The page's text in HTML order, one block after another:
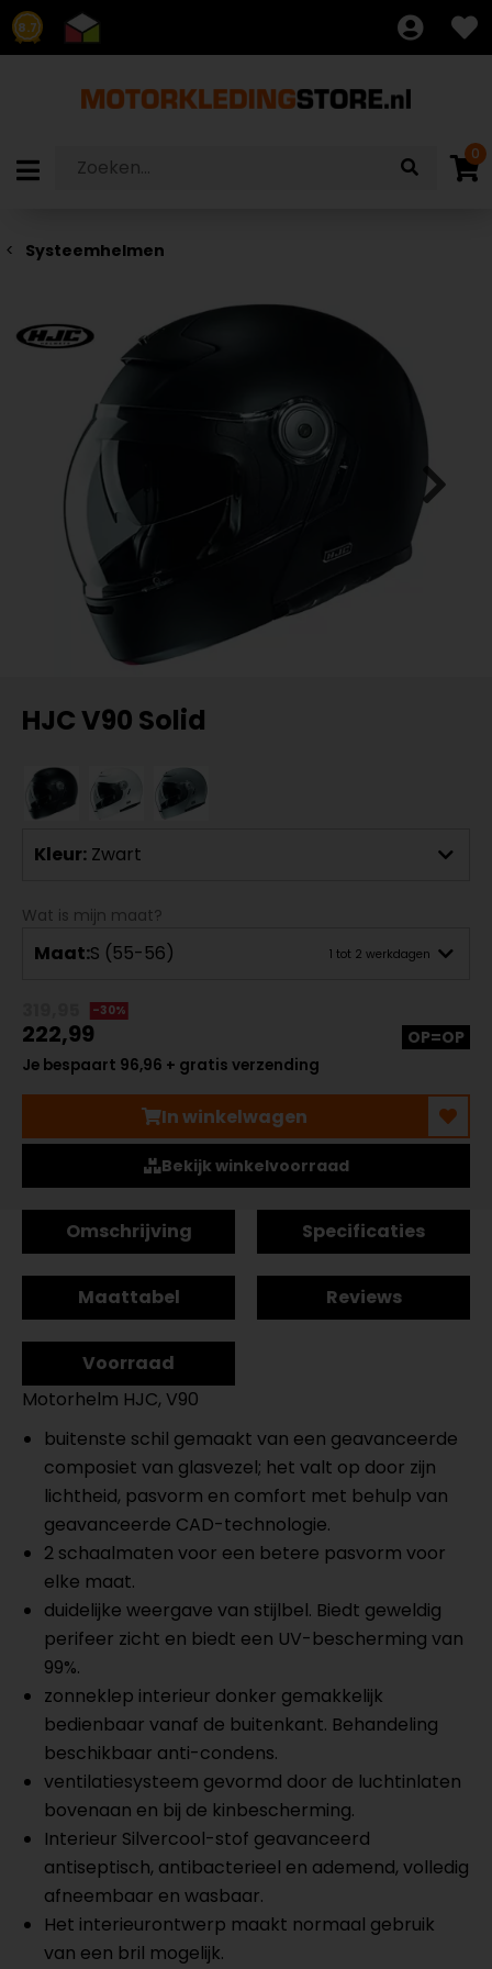
8.7
0
Systeemhelmen
HJC V90 Solid
Kleur: Zwart
Wat is mijn maat?
Maat:S (55-56) 1 tot 2 werkdagen
-30%
222,99
Je bespaart 96,96 + gratis verzending
OP=OP
In winkelwagen
Bekijk winkelvoorraad
Omschrijving Specificaties
Maattabel Reviews
Voorraad
Motorhelm HJC, V90
buitenste schil gemaakt van een geavanceerde
composiet van glasvezel; het valt op door zijn
lichtheid, pasvorm en comfort met behulp van
geavanceerde CAD-technologie.
2 schaalmaten voor een betere pasvorm voor
elke maat.
duidelijke weergave van stijlbel. Biedt geweldig
perifeer zicht en biedt een UV-bescherming van
99%.
zonneklep interieur donker gemakkelijk
bedienbaar vanaf de buitenkant. Behandeling
beschikbaar anti-condens.
ventilatiesysteem gevormd door de luchtinlaten
bovenaan en bij de kinbescherming.
Interieur Silvercool-stof geavanceerd
antiseptisch, antibacterieel en ademend, volledig
afneembaar en wasbaar.
Het interieurontwerp maakt normaal gebruik
van een bril mogelijk.